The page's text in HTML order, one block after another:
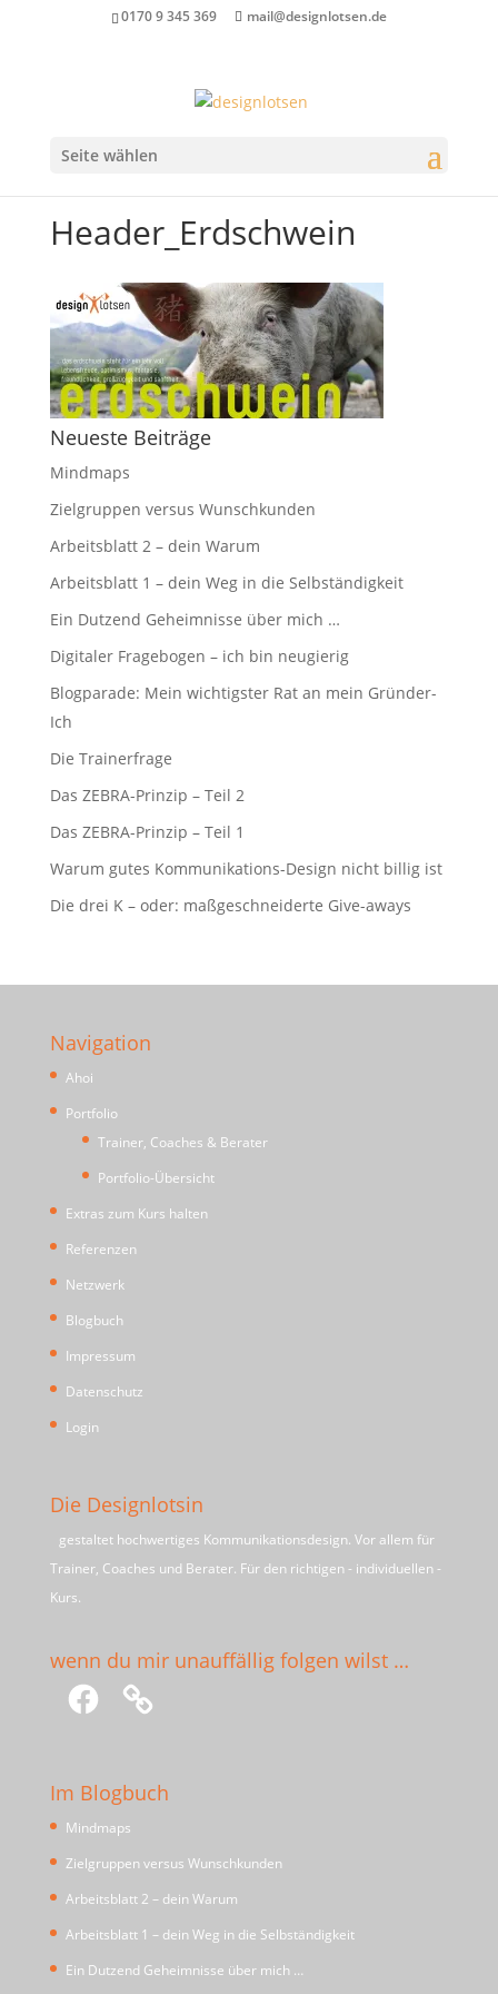
0170 9 345 369 mail@designlotsen.de
Seite wählen
Header_Erdschwein
Neueste Beiträge
Mindmaps
Zielgruppen versus Wunschkunden
Arbeitsblatt 2 – dein Warum
Arbeitsblatt 1 – dein Weg in die Selbständigkeit
Ein Dutzend Geheimnisse über mich …
Digitaler Fragebogen – ich bin neugierig
Blogparade: Mein wichtigster Rat an mein Gründer-
Ich
Die Trainerfrage
Das ZEBRA-Prinzip – Teil 2
Das ZEBRA-Prinzip – Teil 1
Warum gutes Kommunikations-Design nicht billig ist
Die drei K – oder: maßgeschneiderte Give-aways
Navigation
Ahoi
Portfolio
Trainer, Coaches & Berater
Portfolio-Übersicht
Extras zum Kurs halten
Referenzen
Netzwerk
Blogbuch
Impressum
Datenschutz
Login
Die Designlotsin
gestaltet hochwertiges Kommunikationsdesign. Vor allem für
Trainer, Coaches und Berater. Für den richtigen - individuellen -
Kurs.
wenn du mir unauffällig folgen wilst …
Facebook
Im Blogbuch
Mindmaps
Zielgruppen versus Wunschkunden
Arbeitsblatt 2 – dein Warum
Arbeitsblatt 1 – dein Weg in die Selbständigkeit
Ein Dutzend Geheimnisse über mich …